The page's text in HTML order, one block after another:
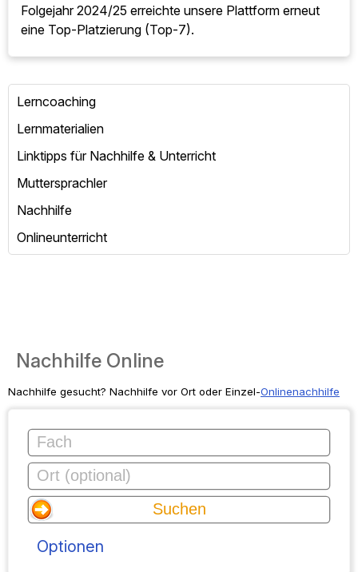
Folgejahr 2024/25 erreichte unsere Plattform erneut
eine Top-Platzierung (Top-7).
Lerncoaching
Lernmaterialien
Linktipps für Nachhilfe & Unterricht
Muttersprachler
Nachhilfe
Onlineunterricht
Nachhilfe Online
Nachhilfe gesucht? Nachhilfe vor Ort oder Einzel-Onlinenachhilfe
Optionen